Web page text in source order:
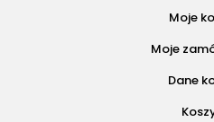
Moje
Moje
Dane